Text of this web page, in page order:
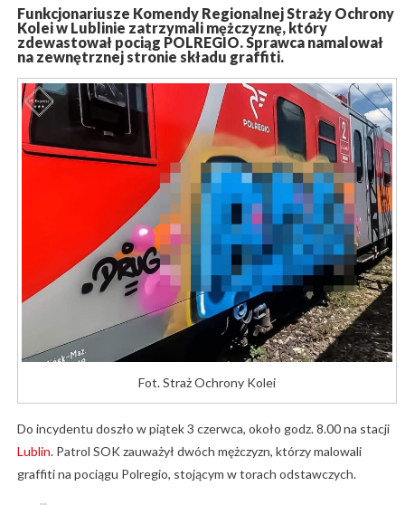
Funkcjonariusze Komendy Regionalnej Straży Ochrony
Kolei w Lublinie zatrzymali mężczyznę, który
zdewastował pociąg POLREGIO. Sprawca namalował
na zewnętrznej stronie składu graffiti.
Fot. Straż Ochrony Kolei
Do incydentu doszło w piątek 3 czerwca, około godz. 8.00 na stacji
Lublin. Patrol SOK zauważył dwóch mężczyzn, którzy malowali
graffiti na pociągu Polregio, stojącym w torach odstawczych.